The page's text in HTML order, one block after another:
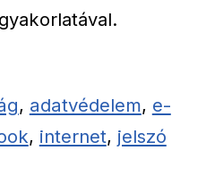
, adatvédelem, e-
, internet, jelszó